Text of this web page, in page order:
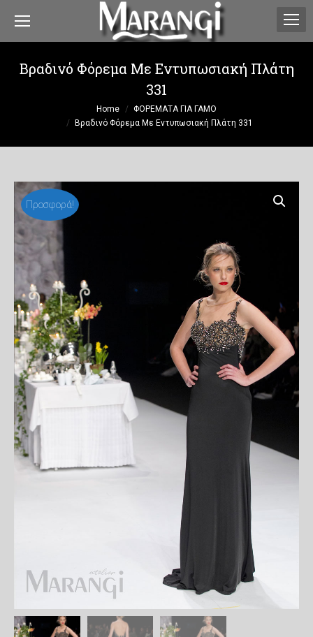
Βραδινό Φόρεμα Με Εντυπωσιακή Πλάτη
331
Home
ΦΟΡΕΜΑΤΑ ΓΙΑ ΓΑΜΟ
Βραδινό Φόρεμα Με Εντυπωσιακή Πλάτη 331
Προσφορά!